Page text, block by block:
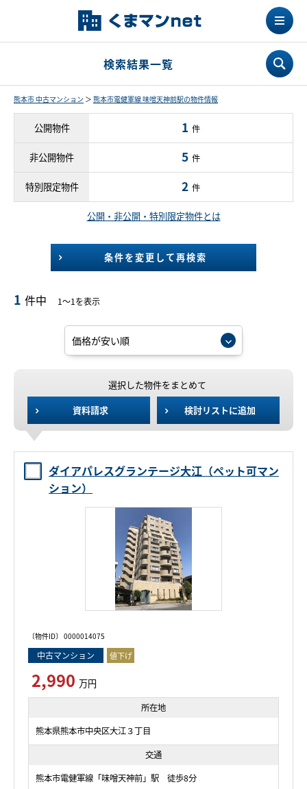
検索結果一覧
熊本市 中古マンション ＞ 熊本市電健軍線 味噌天神前駅の物件情報
公開物件 1 件
非公開物件 5 件
特別限定物件 2 件
公開・非公開・特別限定物件とは
条件を変更して再検索
1 件中 1～1を表示
選択した物件をまとめて
資料請求
検討リストに追加
ダイアパレスグランテージ大江（ペット可マン
ション）
〔物件ID〕 0000014075
中古マンション 値下げ
2,990 万円
所在地
熊本県熊本市中央区大江３丁目
交通
熊本市電健軍線「味噌天神前」駅 徒歩8分